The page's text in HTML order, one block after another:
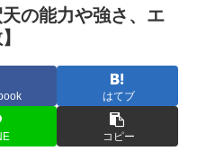
の能力や強さ、エ
】
はてブ
コピー